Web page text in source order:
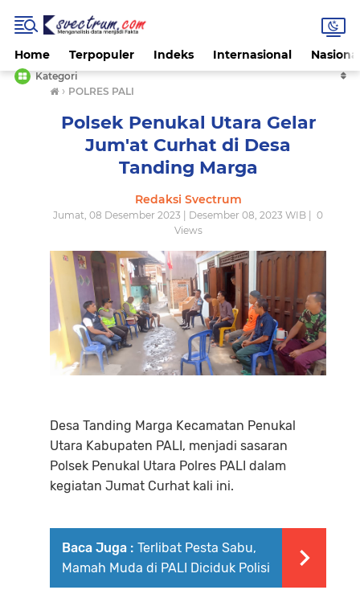
Home Terpopuler Indeks Internasional
Kategori
› POLRES PALI
Polsek Penukal Utara Gelar
Jum'at Curhat di Desa
Tanding Marga
Redaksi Svectrum
Jumat, 08 Desember 2023 | Desember 08, 2023 WIB |
0
Views
Desa Tanding Marga Kecamatan Penukal
Utara Kabupaten PALI, menjadi sasaran
Polsek Penukal Utara Polres PALI dalam
kegiatan Jumat Curhat kali ini.
Baca Juga : Terlibat Pesta Sabu,
Mamah Muda di PALI Diciduk Polisi